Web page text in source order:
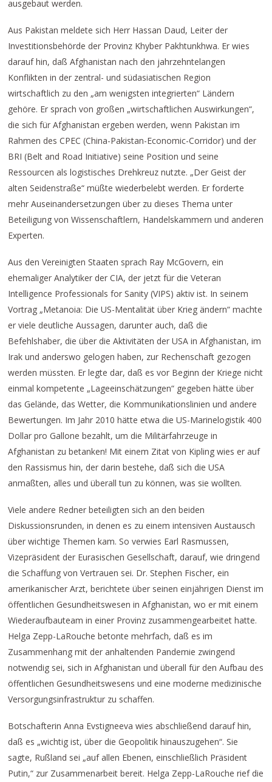
ausgebaut werden.
Aus Pakistan meldete sich Herr Hassan Daud, Leiter der
Investitionsbehörde der Provinz Khyber Pakhtunkhwa. Er wies
darauf hin, daß Afghanistan nach den jahrzehntelangen
Konflikten in der zentral- und südasiatischen Region
wirtschaftlich zu den „am wenigsten integrierten“ Ländern
gehöre. Er sprach von großen „wirtschaftlichen Auswirkungen“,
die sich für Afghanistan ergeben werden, wenn Pakistan im
Rahmen des CPEC (China-Pakistan-Economic-Corridor) und der
BRI (Belt and Road Initiative) seine Position und seine
Ressourcen als logistisches Drehkreuz nutzte. „Der Geist der
alten Seidenstraße“ müßte wiederbelebt werden. Er forderte
mehr Auseinandersetzungen über zu dieses Thema unter
Beteiligung von Wissenschaftlern, Handelskammern und anderen
Experten.
Aus den Vereinigten Staaten sprach Ray McGovern, ein
ehemaliger Analytiker der CIA, der jetzt für die Veteran
Intelligence Professionals for Sanity (VIPS) aktiv ist. In seinem
Vortrag „Metanoia: Die US-Mentalität über Krieg ändern“ machte
er viele deutliche Aussagen, darunter auch, daß die
Befehlshaber, die über die Aktivitäten der USA in Afghanistan, im
Irak und anderswo gelogen haben, zur Rechenschaft gezogen
werden müssten. Er legte dar, daß es vor Beginn der Kriege nicht
einmal kompetente „Lageeinschätzungen“ gegeben hätte über
das Gelände, das Wetter, die Kommunikationslinien und andere
Bewertungen. Im Jahr 2010 hätte etwa die US-Marinelogistik 400
Dollar pro Gallone bezahlt, um die Militärfahrzeuge in
Afghanistan zu betanken! Mit einem Zitat von Kipling wies er auf
den Rassismus hin, der darin bestehe, daß sich die USA
anmaßten, alles und überall tun zu können, was sie wollten.
Viele andere Redner beteiligten sich an den beiden
Diskussionsrunden, in denen es zu einem intensiven Austausch
über wichtige Themen kam. So verwies Earl Rasmussen,
Vizepräsident der Eurasischen Gesellschaft, darauf, wie dringend
die Schaffung von Vertrauen sei. Dr. Stephen Fischer, ein
amerikanischer Arzt, berichtete über seinen einjährigen Dienst im
öffentlichen Gesundheitswesen in Afghanistan, wo er mit einem
Wiederaufbauteam in einer Provinz zusammengearbeitet hatte.
Helga Zepp-LaRouche betonte mehrfach, daß es im
Zusammenhang mit der anhaltenden Pandemie zwingend
notwendig sei, sich in Afghanistan und überall für den Aufbau des
öffentlichen Gesundheitswesens und eine moderne medizinische
Versorgungsinfrastruktur zu schaffen.
Botschafterin Anna Evstigneeva wies abschließend darauf hin,
daß es „wichtig ist, über die Geopolitik hinauszugehen“. Sie
sagte, Rußland sei „auf allen Ebenen, einschließlich Präsident
Putin,“ zur Zusammenarbeit bereit. Helga Zepp-LaRouche rief die